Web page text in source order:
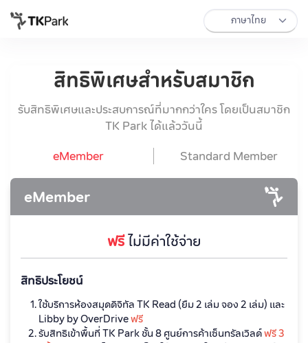
สิทธิพิเศษสำหรับสมาชิก
รับสิทธิพิเศษและประสบการณ์ที่มากกว่าใคร โดยเป็นสมาชิก
TK Park ได้แล้ววันนี้
eMember
Standard Member
eMember
ฟรีไม่มีค่าใช้จ่าย
สิทธิประโยชน์
ใช้บริการห้องสมุดดิจิทัล TK Read (ยืม 2 เล่ม จอง 2 เล่ม) และ
Libby by OverDriveฟรี
รับสิทธิเข้าพื้นที่ TK Park ชั้น 8 ศูนย์การค้าเซ็นทรัลเวิลด์ฟรี 3